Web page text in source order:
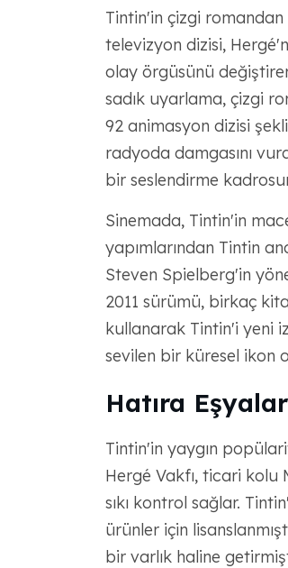
Tintin'in çizgi
televizyon dizisi,
olay örgüsünü
sadık uyarlama, çizgi
92 animasyon dizisi
radyoda damgasını
bir seslendirme
Sinemada, Tintin'in
yapımlarından Tintin
Steven Spielberg'in
2011 sürümü, birkaç
kullanarak Tintin'i yeni
sevilen bir küresel ikon
Hatıra
Tintin'in yaygın
Hergé Vakfı, ticari kolu
sıkı kontrol sağlar.
ürünler için
bir varlık haline